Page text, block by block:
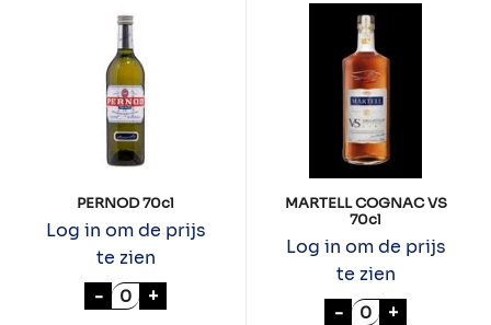
PERNOD 70cl
Log in om de prijs
te zien
- PERNOD 70cl aantal
+
MARTELL COGNAC VS
70cl
Log in om de prijs
te zien
- MARTELL
+